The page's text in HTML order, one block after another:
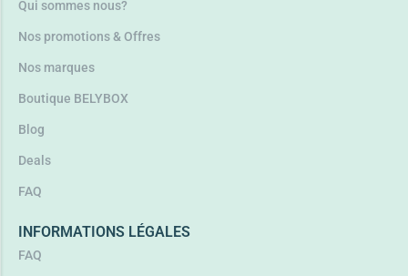
Qui sommes nous?
Nos promotions & Offres
Nos marques
Boutique BELYBOX
Blog
Deals
FAQ
INFORMATIONS LÉGALES
FAQ